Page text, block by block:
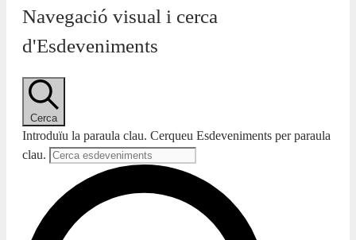
Navegació visual i cerca
d'Esdeveniments
Cerca
Introduïu la paraula clau. Cerqueu Esdeveniments per paraula
clau.